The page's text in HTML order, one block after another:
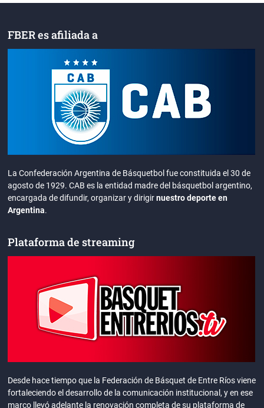
FBER es afiliada a
La Confederación Argentina de Básquetbol fue constituida el 30 de
agosto de 1929. CAB es la entidad madre del básquetbol argentino,
encargada de difundir, organizar y dirigirnuestro deporte en
Argentina.
Plataforma de streaming
Desde hace tiempo que la Federación de Básquet de Entre Ríos viene
fortaleciendo el desarrollo de la comunicación institucional, y en ese
marco llevó adelante la renovación completa de su plataforma de